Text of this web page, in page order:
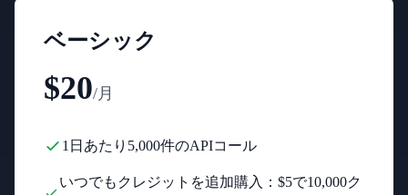
ベーシック
$20/月
1日あたり5,000件のAPIコール
いつでもクレジットを追加購入：$5で10,000ク